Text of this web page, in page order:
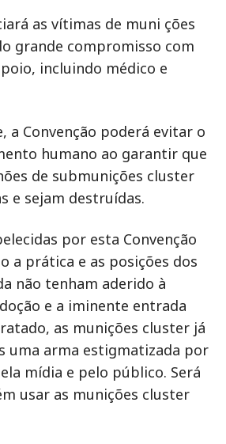
as vítimas de muni ções
grande compromisso com
incluindo médico e
a Convenção poderá evitar o
humano ao garantir que
de submunições cluster
e sejam destruídas.
por esta Convenção
a prática e as posições dos
não tenham aderido à
e a iminente entrada
as munições cluster já
uma arma estigmatizada por
mídia e pelo público. Será
usar as munições cluster